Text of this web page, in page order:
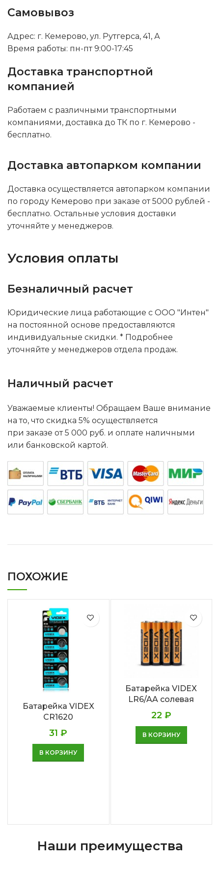
Самовывоз
Адрес: г. Кемерово, ул. Рутгерса, 41, А
Время работы: пн-пт 9:00-17:45
Доставка транспортной
компанией
Работаем с различными транспортными
компаниями, доставка до ТК по г. Кемерово -
бесплатно.
Доставка автопарком компании
Доставка осуществляется автопарком компании
по городу Кемерово при заказе от 5000 рублей -
бесплатно. Остальные условия доставки
уточняйте у менеджеров.
Условия оплаты
Безналичный расчет
Юридические лица работающие с ООО "Интен"
на постоянной основе предоставляются
индивидуальные скидки. * Подробнее
уточняйте у менеджеров отдела продаж.
Наличный расчет
Уважаемые клиенты! Обращаем Ваше внимание
на то, что скидка 5% осуществляется
при заказе от 5 000 руб. и оплате наличными
или банковской картой.
ПОХОЖИЕ
Батарейка VIDEX
CR1620
31₽
В КОРЗИНУ
Батарейка VIDEX
LR6/AA солевая
22 ₽
В КОРЗИНУ
Наши преимущества